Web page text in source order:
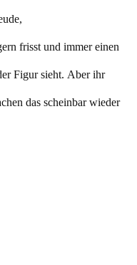
frisst und immer einen
Figur sieht. Aber ihr
das scheinbar wieder